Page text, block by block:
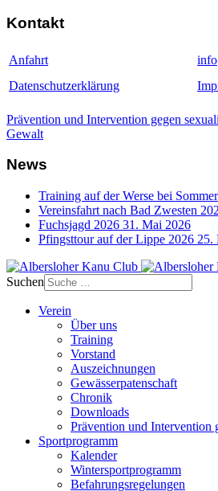
Kontakt
Anfahrt
Datenschutzerklärung
Prävention und Intervention gegen
Gewalt
News
Training auf der Werse bei
Vereinsfahrt nach Bad Zwesten
Fuchsjagd 2026 31. Mai 2026
Pfingsttour auf der Lippe 2026 25.
Suchen
Verein
Über uns
Training
Vorstand
Auszeichnungen
Gewässerpatenschaft
Chronik
Downloads
Prävention und Intervention
Sportprogramm
Kalender
Wintersportprogramm
Befahrungsregelungen